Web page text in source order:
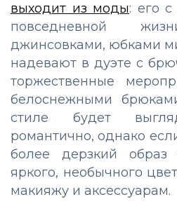
выходит из моды: его с
повседневной
джинсовками, юбками
надевают в дуэте с
торжественные
белоснежными
стиле будет
романтично, однако
более дерзкий
яркого, необычного
макияжу и аксессуарам.